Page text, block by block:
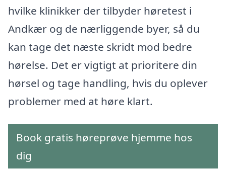
hvilke klinikker der tilbyder høretest i
Andkær og de nærliggende byer, så du
kan tage det næste skridt mod bedre
hørelse. Det er vigtigt at prioritere din
hørsel og tage handling, hvis du oplever
problemer med at høre klart.
Book gratis høreprøve hjemme hos
dig